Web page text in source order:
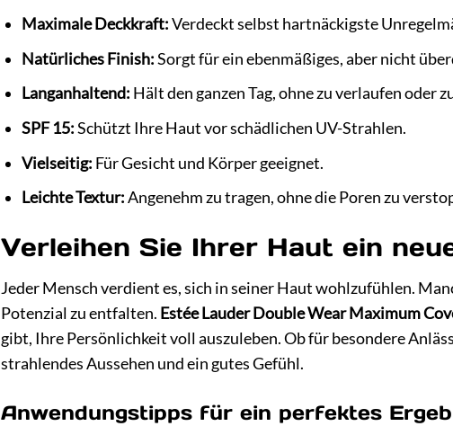
Maximale Deckkraft:Verdeckt selbst hartnäckigste
Natürliches Finish:Sorgt für ein ebenmäßiges, aber nicht
Langanhaltend: Hält den ganzen Tag, ohne zu verlaufen oder
SPF 15:Schützt Ihre Haut vor schädlichen UV-Strahlen.
Vielseitig: Für Gesicht und Körper geeignet.
Leichte Textur:Angenehm zu tragen, ohne die Poren zu
Verleihen Sie Ihrer Haut ein
Jeder Mensch verdient es, sich in seiner Haut wohlzufühlen.
Potenzial zu entfalten. Estée Lauder Double Wear Maximum
gibt, Ihre Persönlichkeit voll auszuleben. Ob für besondere
strahlendes Aussehen und ein gutes Gefühl.
Anwendungstipps für ein perfektes